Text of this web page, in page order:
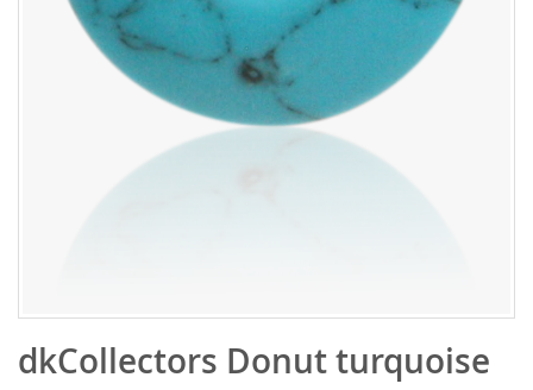
Anfang
der
dkCollectors Donut turquoise